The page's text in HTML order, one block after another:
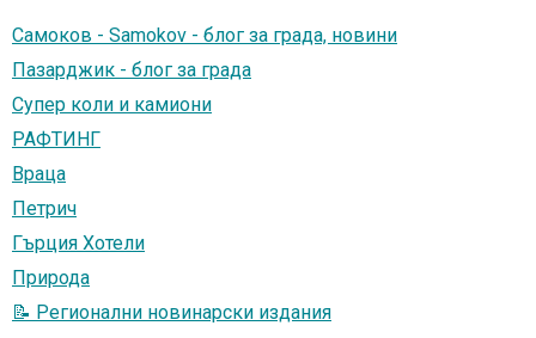
Самоков - Samokov - блог за града, новини
Пазарджик - блог за града
Супер коли и камиони
РАФТИНГ
Враца
Петрич
Гърция Хотели
Природа
📝 Регионални новинарски издания